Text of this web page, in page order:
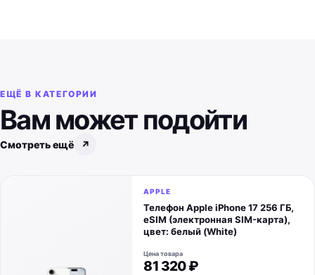
ЕЩЁ В КАТЕГОРИИ
Вам может подойти
Смотреть ещё ↗
APPLE
Телефон Apple iPhone 17 256 ГБ,
eSIM (электронная SIM-карта),
цвет: белый (White)
Цена товара
81 320 ₽